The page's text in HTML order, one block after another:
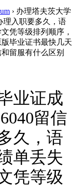
› 办理塔夫茨大学
理入职要多久，语
凭等级排列顺序，
毕业证书最快几天
留服有什么区别
业证成
留信
久，语
单丢失
凭等级